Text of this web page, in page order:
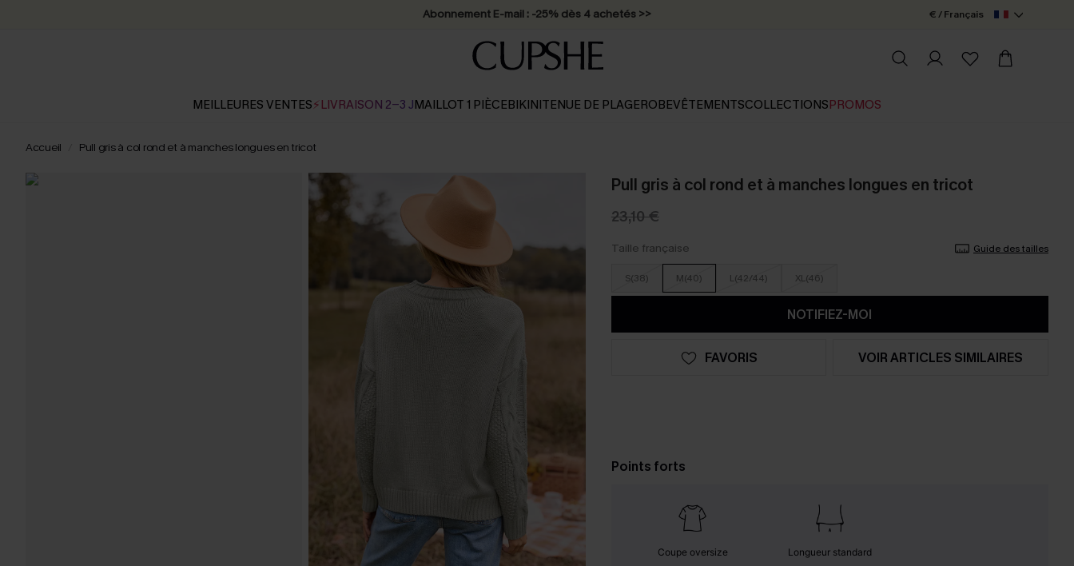
Abonnement E-mail : -25% dès 4 achetés >> € / Français
MEILLEURES VENTES⚡LIVRAISON 2-3 JMAILLOT 1 PIÈCEBIKINITENUE DE PLAGEROBEVÊTEMENTSCOLLECTIONSPROMOS
Accueil Pull gris à col rond et à manches longues en tricot
Pull gris à col rond et à manches longues en tricot
23,10 €
Taille française Guide des tailles
S(38) M(40) L(42/44) XL(46)
NOTIFIEZ-MOI
FAVORIS VOIR ARTICLES SIMILAIRES
Points forts
Coupe oversize Longueur standard